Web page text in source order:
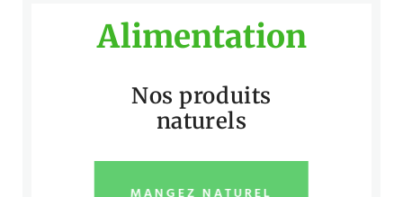
Alimentation
Nos produits
naturels